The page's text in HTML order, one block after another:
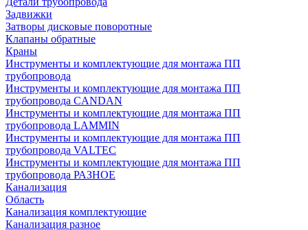
Задвижки
Затворы дисковые поворотные
Клапаны обратные
Краны
Инструменты и комплектующие для монтажа ПП
трубопровода
Инструменты и комплектующие для монтажа ПП
трубопровода CANDAN
Инструменты и комплектующие для монтажа ПП
трубопровода LAMMIN
Инструменты и комплектующие для монтажа ПП
трубопровода VALTEC
Инструменты и комплектующие для монтажа ПП
трубопровода РАЗНОЕ
Канализация
Область
Канализация комплектующие
Канализация разное